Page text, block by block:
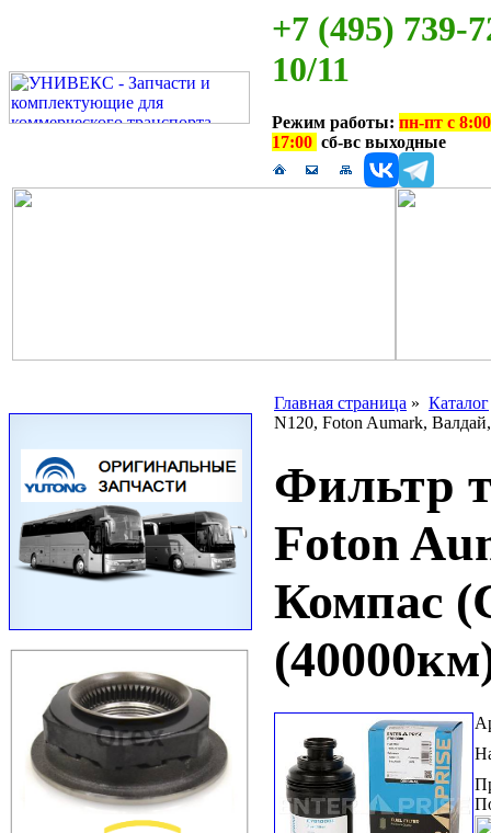
+7 (495) 739-
10/11
Режим работы: пн-пт с
17:00 сб-вс выходные
Главная страница » Каталог
N120, Foton Aumark,
Фильтр
Foton
Компас